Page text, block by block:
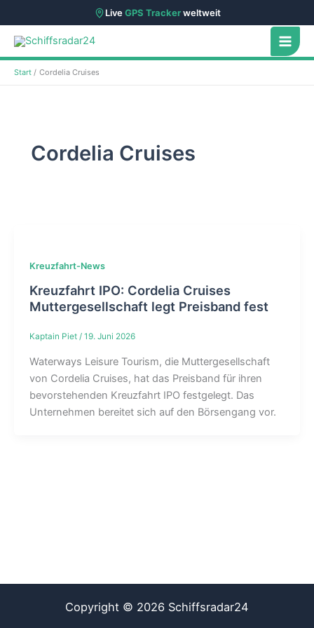
LiveGPS Trackerweltweit
Zum
Inhalt
springen
Start Cordelia Cruises
Cordelia Cruises
Kreuzfahrt-News
Kreuzfahrt IPO: Cordelia Cruises
Muttergesellschaft legt Preisband fest
Kaptain Piet / 19. Juni 2026
Waterways Leisure Tourism, die Muttergesellschaft
von Cordelia Cruises, hat das Preisband für ihren
bevorstehenden Kreuzfahrt IPO festgelegt. Das
Unternehmen bereitet sich auf den Börsengang vor.
Copyright © 2026 Schiffsradar24